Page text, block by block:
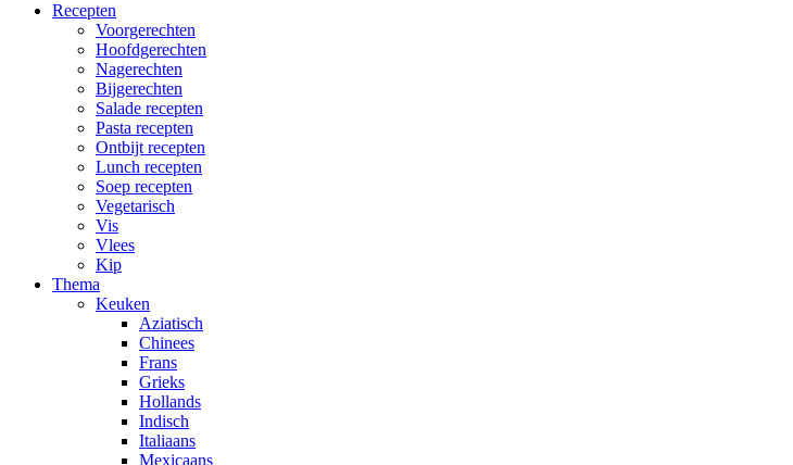
Recepten
Voorgerechten
Hoofdgerechten
Nagerechten
Bijgerechten
Salade recepten
Pasta recepten
Ontbijt recepten
Lunch recepten
Soep recepten
Vegetarisch
Vis
Vlees
Kip
Thema
Keuken
Aziatisch
Chinees
Frans
Grieks
Hollands
Indisch
Italiaans
Mexicaans